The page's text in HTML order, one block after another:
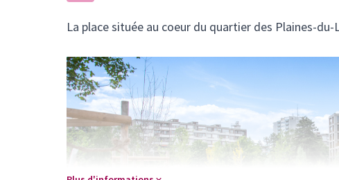
La place située au coeur du quartier des Plaines-